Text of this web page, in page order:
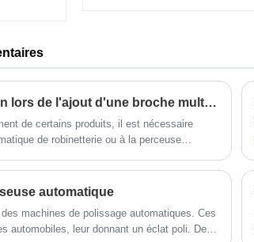
heures.
vanne
le
4 points auxquels il faut prêter attention lors de l'ajout d'une broche multiple au fabricant de machines à robinet
de certains produits, il est nécessaire
de robinetterie ou à la perceuse
automatique
machines de polissage automatiques. Ces
automobiles, leur donnant un éclat poli. De